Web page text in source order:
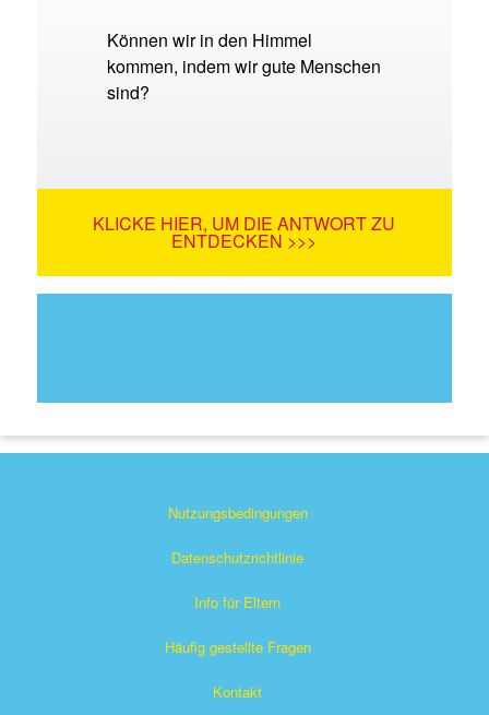
Können wir in den Himmel
kommen, indem wir gute Menschen
sind?
KLICKE HIER, UM DIE ANTWORT ZU
ENTDECKEN >>>
Nutzungsbedingungen
Datenschutzrichtlinie
Info für Eltern
Häufig gestellte Fragen
Kontakt